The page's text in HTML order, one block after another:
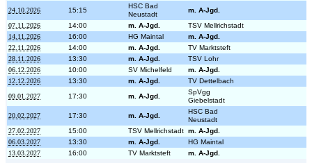
24.10.2026 15:15
HSC Bad
Neustadt
m. A-Jgd.
07.11.2026
14:00 m. A-Jgd.
TSV Mellrichstadt
14.11.2026
16:00 HG Maintal
m. A-Jgd.
22.11.2026
14:00 m. A-Jgd.
TV Marktsteft
28.11.2026
13:30 m. A-Jgd.
TSV Lohr
06.12.2026
10:00 SV Michelfeld
m. A-Jgd.
12.12.2026
13:30 m. A-Jgd.
TV Dettelbach
09.01.2027
17:30 m. A-Jgd.
SpVgg
Giebelstadt
20.02.2027
17:30 m. A-Jgd.
HSC Bad
Neustadt
27.02.2027
15:00 TSV Mellrichstadt m. A-Jgd.
06.03.2027
13:30 m. A-Jgd.
HG Maintal
13.03.2027
16:00 TV Marktsteft m. A-Jgd.